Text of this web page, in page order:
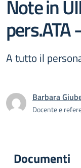
Note in
pers.ATA
A tutto il
Barbara
Docente e
Documenti